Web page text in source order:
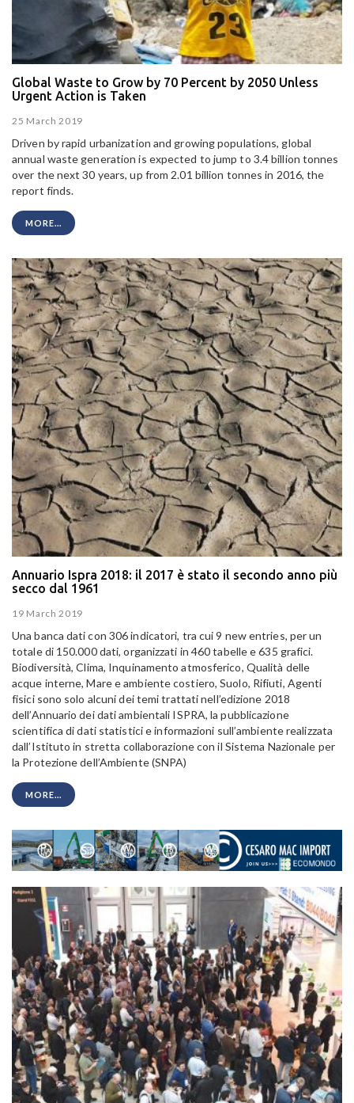
Global Waste to Grow by 70 Percent by 2050 Unless
Urgent Action is Taken
25 March 2019
Driven by rapid urbanization and growing populations, global
annual waste generation is expected to jump to 3.4 billion tonnes
over the next 30 years, up from 2.01 billion tonnes in 2016, the
report finds.
MORE...
Annuario Ispra 2018: il 2017 è stato il secondo anno più
secco dal 1961
19 March 2019
Una banca dati con 306 indicatori, tra cui 9 new entries, per un
totale di 150.000 dati, organizzati in 460 tabelle e 635 grafici.
Biodiversità, Clima, Inquinamento atmosferico, Qualità delle
acque interne, Mare e ambiente costiero, Suolo, Rifiuti, Agenti
fisici sono solo alcuni dei temi trattati nell’edizione 2018
dell’Annuario dei dati ambientali ISPRA, la pubblicazione
scientifica di dati statistici e informazioni sull’ambiente realizzata
dall’Istituto in stretta collaborazione con il Sistema Nazionale per
la Protezione dell’Ambiente (SNPA)
MORE...